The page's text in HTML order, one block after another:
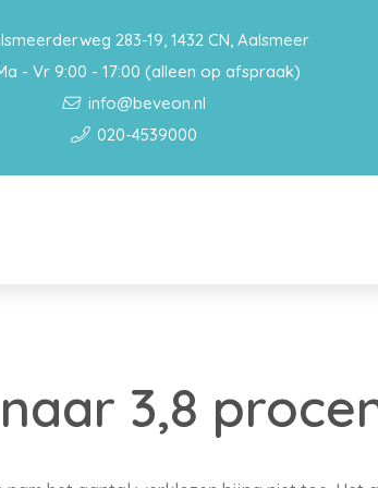
283-19, 1432 CN, Aalsmeer
- Vr 9:00 - 17:00 (alleen op afspraak)
info@beveon.nl
020-4539000
3,8